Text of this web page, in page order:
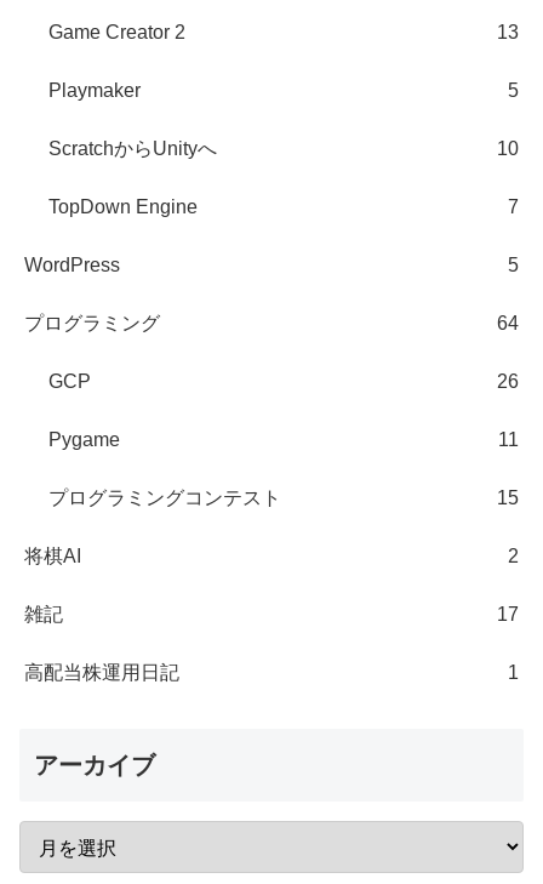
Game Creator 2 13
Playmaker 5
ScratchからUnityへ 10
TopDown Engine 7
WordPress 5
プログラミング 64
GCP 26
Pygame 11
プログラミングコンテスト 15
将棋AI 2
雑記 17
高配当株運用日記 1
アーカイブ